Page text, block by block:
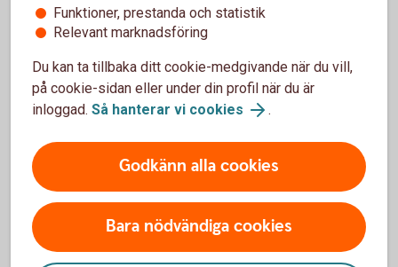
Din chans att bidra
FN:s 17 globala mål
Agenda 2030 består av 17 globala mål för hållbar
utveckling. De syftar bland annat till att utrota
fattigdom, stoppa klimatförändringar och skapa
Funktioner, prestanda och statistik
Relevant marknadsföring
Du kan ta tillbaka ditt cookie-medgivande när du vill,
på cookie-sidan eller under din profil när du är
inloggad. Så hanterar vi cookies .
Godkänn alla cookies
Bara nödvändiga cookies